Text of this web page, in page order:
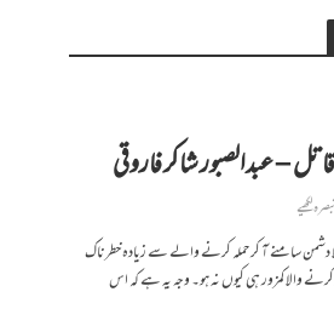
– عبدالصبور شاکر فاروقی
لکھیے
دشمن سامنے آ کر حملہ کرنے والے سے زیادہ خطرناک
والا کمزور ہی کیوں نہ ہو۔ وجہ یہ ہے کہ اس